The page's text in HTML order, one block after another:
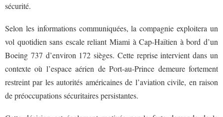
sécurité.
Selon les informations communiquées, la compagnie exploitera un
vol quotidien sans escale reliant Miami à Cap-Haïtien à bord d’un
Boeing 737 d’environ 172 sièges. Cette reprise intervient dans un
contexte où l’espace aérien de Port-au-Prince demeure fortement
restreint par les autorités américaines de l’aviation civile, en raison
de préoccupations sécuritaires persistantes.